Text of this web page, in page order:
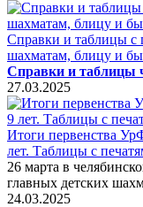
Справки и таблицы с
шахматам, блицу и
Справки и таблицы
27.03.2025
Итоги первенства
лет. Таблицы с
26 марта в
главных детских
24.03.2025